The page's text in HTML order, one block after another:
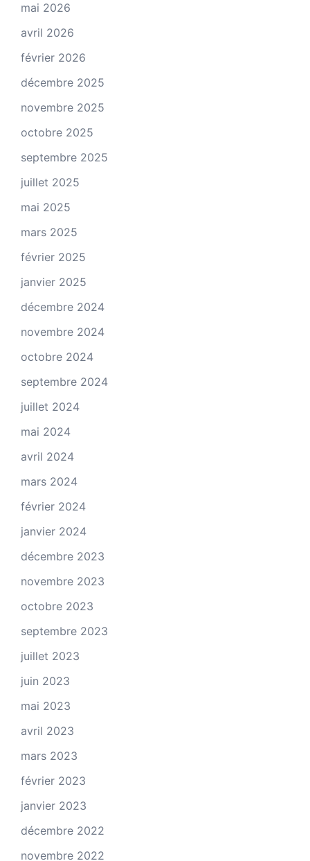
mai 2026
avril 2026
février 2026
décembre 2025
novembre 2025
octobre 2025
septembre 2025
juillet 2025
mai 2025
mars 2025
février 2025
janvier 2025
décembre 2024
novembre 2024
octobre 2024
septembre 2024
juillet 2024
mai 2024
avril 2024
mars 2024
février 2024
janvier 2024
décembre 2023
novembre 2023
octobre 2023
septembre 2023
juillet 2023
juin 2023
mai 2023
avril 2023
mars 2023
février 2023
janvier 2023
décembre 2022
novembre 2022